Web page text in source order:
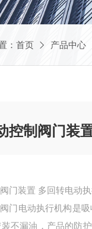
： 首页 产品中心
控制阀门装
门装置 多回转电动
门电动执行机构是
不漏油，产品的防